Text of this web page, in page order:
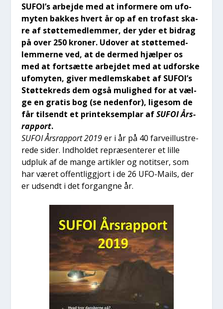
SUFOI’s arbej­de med at infor­me­re om ufo­
myten bak­kes hvert år op af en tro­fast ska­
re af støt­te­med­lem­mer, der yder et bidrag
på over 250 kro­ner. Udover at støt­te­med­
lem­mer­ne ved, at de der­med hjæl­per os
med at fort­sæt­te arbej­det med at udfor­ske
ufo­myten, giver med­lem­ska­bet af SUFOI’s
Støt­te­kreds dem også mulig­hed for at væl­
ge en gra­tis bog (se neden­for), lige­som de
får til­sendt et prin­t­ek­sem­plar afSUFOI Års­
rap­port.
SUFOI Års­rap­port 2019er i år på 40 far­veil­lu­stre­
re­de sider. Ind­hol­det repræ­sen­te­rer et lil­le
udpluk af de man­ge artik­ler og notit­ser, som
har været offent­lig­gjort i de 26 UFO-Mails, der
er udsendt i det for­gang­ne år.